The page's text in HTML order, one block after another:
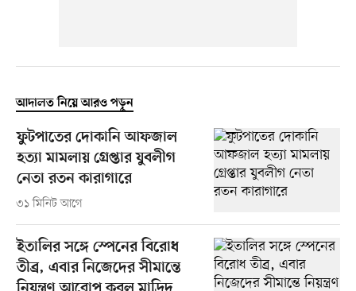
আদালত নিয়ে আরও পড়ুন
ফুটপাতের দোকানি আফজাল
হত্যা মামলায় গ্রেপ্তার যুবলীগ
নেতা রতন কারাগারে
৩১ মিনিট আগে
ইতালির সঙ্গে স্পেনের বিরোধ
তীব্র, এবার নিজেদের সীমান্তে